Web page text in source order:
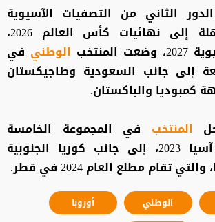
الثاني من التصفيات الآسيوية
المشتركة المؤهلة إلى نهائيات كأس العالم 2026،
الوطني في
إلى جانب السعودية وطاجيكستان
كمبوديا والباكستان.
المنتخب في المجموعة الخامسة
لنهائيات كأس آسيا 2023، إلى جانب كوريا الجنوبية
تقام مطلع العام 2024 في قطر.
الوطني
أوروبا